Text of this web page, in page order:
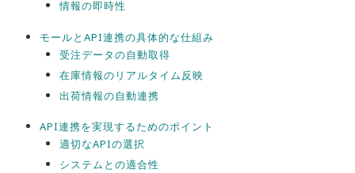
情報の即時性
モールとAPI連携の具体的な仕組み
受注データの自動取得
在庫情報のリアルタイム反映
出荷情報の自動連携
API連携を実現するためのポイント
適切なAPIの選択
システムとの適合性